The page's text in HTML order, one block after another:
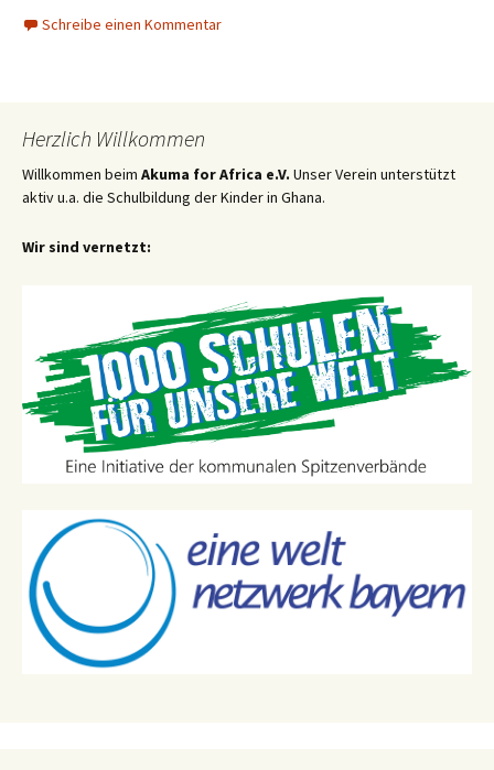
Schreibe einen Kommentar
Herzlich Willkommen
Willkommen beim Akuma for Africa e.V. Unser Verein unterstützt
aktiv u.a. die Schulbildung der Kinder in Ghana.
Wir sind vernetzt: